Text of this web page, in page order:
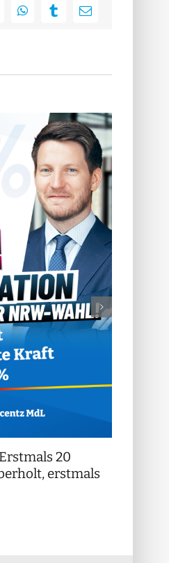
WhatsAppTumblrE-
20
erstmals